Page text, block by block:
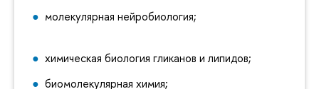
молекулярная нейробиология;
химическая биология гликанов и липидов;
биомолекулярная химия;